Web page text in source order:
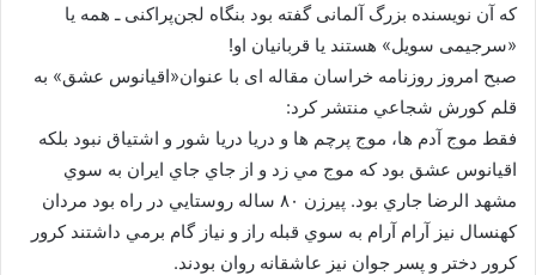
که آن نویسنده بزرگ آلمانی گفته بود بنگاه لجن‌پراکنی ـ همه یا
«سرجیمی سویل» هستند یا قربانیان او!
صبح امروز روزنامه خراسان مقاله ای با عنوان«اقيانوس عشق» به
قلم کورش شجاعي منتشر کرد:
فقط موج آدم ها، موج پرچم ها و دريا دريا شور و اشتياق نبود بلکه
اقيانوس عشق بود که موج مي زد و از جاي جاي ايران به سوي
مشهد الرضا جاري بود. پيرزن ۸۰ ساله روستايي در راه بود مردان
کهنسال نيز آرام آرام به سوي قبله راز و نياز گام برمي داشتند کرور
کرور دختر و پسر جوان نيز عاشقانه روان بودند.